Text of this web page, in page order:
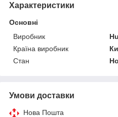
Характеристики
Основні
Виробник
Країна виробник
Стан
Умови доставки
Нова Пошта